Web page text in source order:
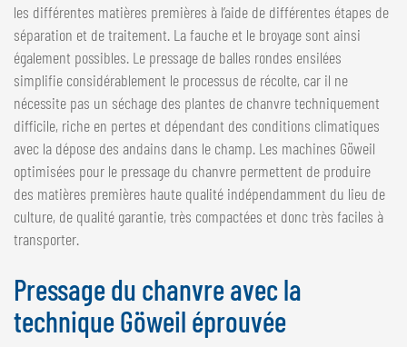
les différentes matières premières à l’aide de différentes étapes de
séparation et de traitement. La fauche et le broyage sont ainsi
également possibles. Le pressage de balles rondes ensilées
simplifie considérablement le processus de récolte, car il ne
nécessite pas un séchage des plantes de chanvre techniquement
difficile, riche en pertes et dépendant des conditions climatiques
avec la dépose des andains dans le champ. Les machines Göweil
optimisées pour le pressage du chanvre permettent de produire
des matières premières haute qualité indépendamment du lieu de
culture, de qualité garantie, très compactées et donc très faciles à
transporter.
Pressage du chanvre avec la
technique Göweil éprouvée